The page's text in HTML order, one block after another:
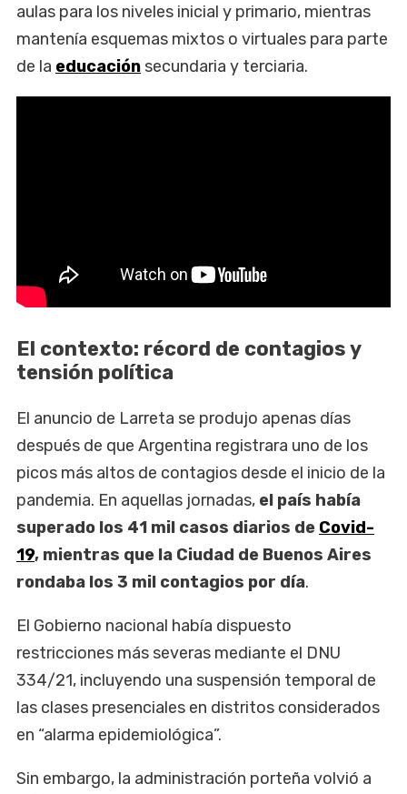
aulas para los niveles inicial y primario, mientras
mantenía esquemas mixtos o virtuales para parte
de la educación secundaria y terciaria.
El contexto: récord de contagios y
tensión política
El anuncio de Larreta se produjo apenas días
después de que Argentina registrara uno de los
picos más altos de contagios desde el inicio de la
pandemia. En aquellas jornadas, el país había
superado los 41 mil casos diarios de Covid-
19, mientras que la Ciudad de Buenos Aires
rondaba los 3 mil contagios por día.
El Gobierno nacional había dispuesto
restricciones más severas mediante el DNU
334/21, incluyendo una suspensión temporal de
las clases presenciales en distritos considerados
en “alarma epidemiológica”.
Sin embargo, la administración porteña volvió a